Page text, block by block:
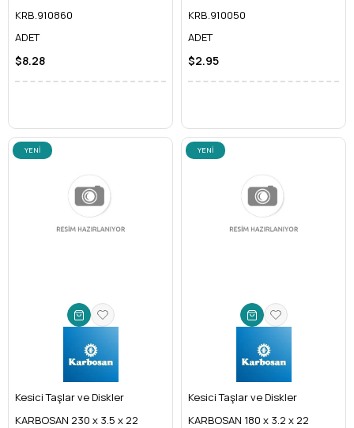
KRB.910860
ADET
$8.28
KRB.910050
ADET
$2.95
Kesici Taşlar ve Diskler
KARBOSAN 230 x 3.5 x 22
YENI
Kesici Taşlar ve Diskler
KARBOSAN 180 x 3.2 x 22
YENI